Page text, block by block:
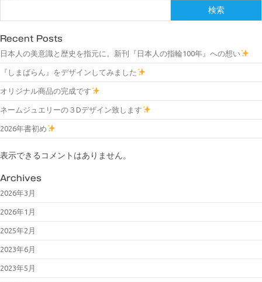
検索
Recent Posts
日本人の美意識と歴史を指元に。新刊『日本人の指輪100年』への想い
『しまばらん』をデザインしてみました
オリジナル商品の完成です
ネームジュエリーの３Dデザイン致します
2026年書初め
表示できるコメントはありません。
Archives
2026年3月
2026年1月
2025年2月
2023年6月
2023年5月